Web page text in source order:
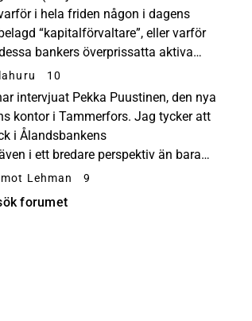
i hela friden någon i dagens
“kapitalförvaltare”, eller varför
bankers överprissatta aktiva
som ...
10
intervjuat Pekka Puustinen, den nya
kontor i Tammerfors. Jag tycker att
i Ålandsbankens
i ett bredare perspektiv än bara
– 5 Jun 26...
Lehman 9
forumet